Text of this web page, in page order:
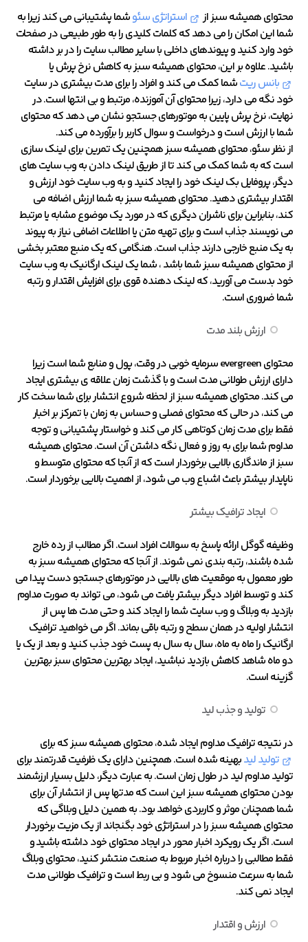
محتوای همیشه سبز از
استراتژی سئوشما پشتیبانی می کند زیرا به
شما این امکان را می دهد که کلمات کلیدی را به طور طبیعی در صفحات
خود وارد کنید و پیوندهای داخلی با سایر مطالب سایت را در بر داشته
باشید. علاوه بر این، محتوای همیشه سبز به کاهش نرخ پرش یا
بانس ریتشما کمک می کند و افراد را برای مدت بیشتری در سایت
خود نگه می دارد، زیرا محتوای آن آموزنده، مرتبط و بی انتها است. در
نهایت، نرخ پرش پایین به موتورهای جستجو نشان می دهد که محتوای
شما با ارزش است و درخواست و سوال کاربر را برآورده می کند.
از نظر سئو، محتوای همیشه سبز همچنین یک تمرین برای لینک سازی
است که به شما کمک می کند تا از طریق لینک دادن به وب سایت های
دیگر، پروفایل بک لینک خود را ایجاد کنید و به وب سایت خود ارزش و
اقتدار بیشتری دهید. محتوای همیشه سبز به شما ارزش اضافه می
کند، بنابراین برای ناشران دیگری که در مورد یک موضوع مشابه یا مرتبط
می نویسند جذاب است و برای تهیه متن یا اطلاعات اضافی نیاز به پیوند
به یک منبع خارجی دارند جذاب است. هنگامی که یک منبع معتبر بخشی
از محتوای همیشه سبز شما باشد ، شما یک لینک ارگانیک به وب سایت
خود بدست می آورید، که لینک دهنده قوی برای افزایش اقتدار و رتبه
شما ضروری است.
ارزش بلند مدت
محتوای evergreen سرمایه خوبی در وقت، پول و منابع شما است زیرا
دارای ارزش طولانی مدت است و با گذشت زمان علاقه ی بیشتری ایجاد
می کند. محتوای همیشه سبز از لحظه شروع انتشار برای شما سخت کار
می کند، در حالی که محتوای فصلی و حساس به زمان با تمرکز بر اخبار
فقط برای مدت زمان کوتاهی کار می کند و خواستار پشتیبانی و توجه
مداوم شما برای به روز و فعال نگه داشتن آن است. محتوای همیشه
سبز از ماندگاری بالایی برخوردار است که از آنجا که محتوای متوسط ​​و
ناپایدار بیشتر باعث اشباع وب می شود، از اهمیت بالایی برخوردار است.
ایجاد ترافیک بیشتر
وظیفه گوگل ارائه پاسخ به سوالات افراد است. اگر مطالب از رده خارج
شده باشند، رتبه بندی نمی شوند. از آنجا که محتوای همیشه سبز به
طور معمول به موقعیت های بالایی در موتورهای جستجو دست پیدا می
کند و توسط افراد دیگر بیشتر یافت می شود، می تواند به صورت مداوم
بازدید به وبلاگ و وب سایت شما را ایجاد کند و حتی مدت ها پس از
انتشار اولیه در همان سطح و رتبه باقی بماند. اگر می خواهید ترافیک
ارگانیک را ماه به ماه، سال به سال به پست خود جذب کنید و بعد از یک یا
دو ماه شاهد کاهش بازدید نباشید، ایجاد بهترین محتوای سبز بهترین
گزینه است.
تولید و جذب لید
در نتیجه ترافیک مداوم ایجاد شده، محتوای همیشه سبز که برای
تولید لیدبهینه شده است. همچنین دارای یک ظرفیت قدرتمند برای
تولید مداوم لید در طول زمان است. به عبارت دیگر، دلیل بسیار ارزشمند
بودن محتوای همیشه سبز این است که مدتها پس از انتشار آن برای
شما همچنان موثر و کاربردی خواهد بود. به همین دلیل وبلاگی که
محتوای همیشه سبز را در استراتژی خود بگنجاند از یک مزیت برخوردار
است. اگر یک رویکرد اخبار محور در ایجاد محتوای خود داشته باشید و
فقط مطالبی را درباره اخبار مربوط به صنعت منتشر کنید، محتوای وبلاگ
شما به سرعت منسوخ می شود و بی ربط است و ترافیک طولانی مدت
ایجاد نمی کند.
ارزش و اقتدار